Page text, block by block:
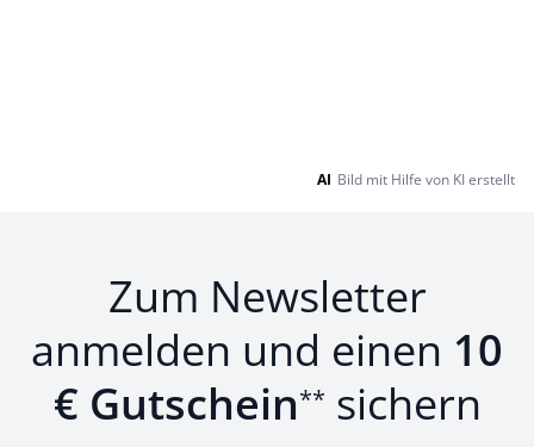
AI Bild mit Hilfe von KI erstellt
Zum Newsletter
anmelden und einen 10
€ Gutschein** sichern